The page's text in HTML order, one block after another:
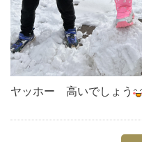
ヤッホー 高いでしょう